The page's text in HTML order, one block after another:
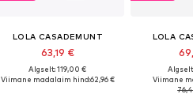
LOLA CASADEMUNT
63,19 €
Algselt: 119,00 €
Viimane madalaim hind:62,96 €
LOLA
Viimane